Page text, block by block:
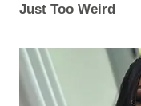
Just Too Weird